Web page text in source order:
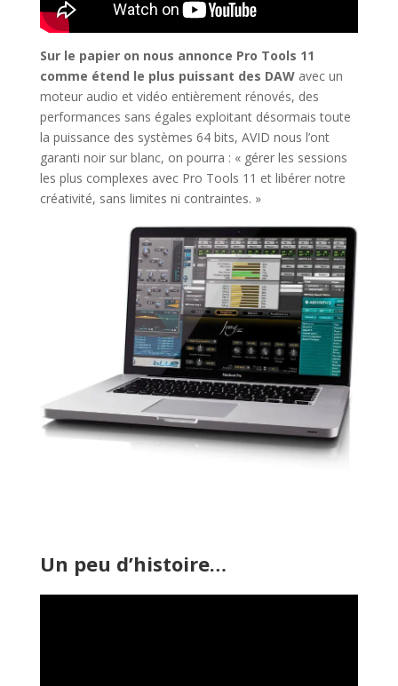
Sur le papier on nous annonce Pro Tools 11
comme étend le plus puissant des DAWavec un
moteur audio et vidéo entièrement rénovés, des
performances sans égales exploitant désormais toute
la puissance des systèmes 64 bits, AVID nous l’ont
garanti noir sur blanc, on pourra : « gérer les sessions
les plus complexes avec Pro Tools 11 et libérer notre
créativité, sans limites ni contraintes. »
Un peu d’histoire…